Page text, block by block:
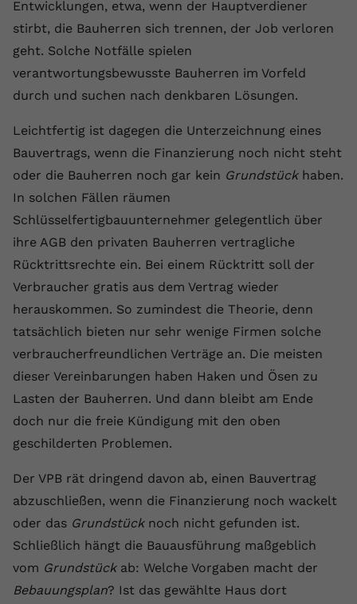
Entwicklungen, etwa, wenn der Hauptverdiener
stirbt, die Bauherren sich trennen, der Job verloren
geht. Solche Notfälle spielen
verantwortungsbewusste Bauherren im Vorfeld
durch und suchen nach denkbaren Lösungen.
Leichtfertig ist dagegen die Unterzeichnung eines
Bauvertrags, wenn die Finanzierung noch nicht steht
oder die Bauherren noch gar kein Grundstückhaben.
In solchen Fällen räumen
Schlüsselfertigbauunternehmer gelegentlich über
ihre AGB den privaten Bauherren vertragliche
Rücktrittsrechte ein. Bei einem Rücktritt soll der
Verbraucher gratis aus dem Vertrag wieder
herauskommen. So zumindest die Theorie, denn
tatsächlich bieten nur sehr wenige Firmen solche
verbraucherfreundlichen Verträge an. Die meisten
dieser Vereinbarungen haben Haken und Ösen zu
Lasten der Bauherren. Und dann bleibt am Ende
doch nur die freie Kündigung mit den oben
geschilderten Problemen.
Der VPB rät dringend davon ab, einen Bauvertrag
abzuschließen, wenn die Finanzierung noch wackelt
oder das Grundstücknoch nicht gefunden ist.
Schließlich hängt die Bauausführung maßgeblich
vom Grundstückab: Welche Vorgaben macht der
Bebauungsplan? Ist das gewählte Haus dort
Zweck
registriert eine eindeutige ID, um
Daten darüber zu speichern, welche
Videos von YouTube der Nutzer
Anbieter Youtube.com
Laufzeit Session
Zweck
YouTube setzt diesen Cookie, um die
Videopräferenzen des Nutzers zu
speichern, der eingebettete YouTube-
Videos verwendet.